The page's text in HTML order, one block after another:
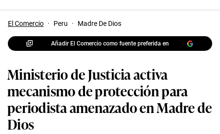
El Comercio · Peru · Madre De Dios
Añadir El Comercio como fuente preferida en
Ministerio de Justicia activa
mecanismo de protección para
periodista amenazado en Madre de
Dios